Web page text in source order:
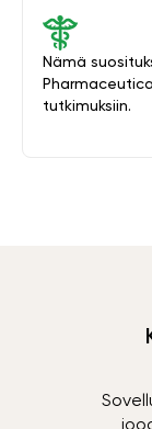
Nämä
tutkimuksiin.